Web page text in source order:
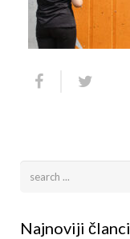
Video 2011
Video 2015
Galerija 2010
Galerija 2014
Arhiva
Najnoviji članci